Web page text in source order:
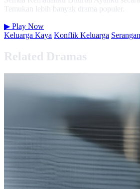
Temukan lebih banyak drama populer.
▶ Play Now
Keluarga Kaya Konflik Keluarga
Related Dramas